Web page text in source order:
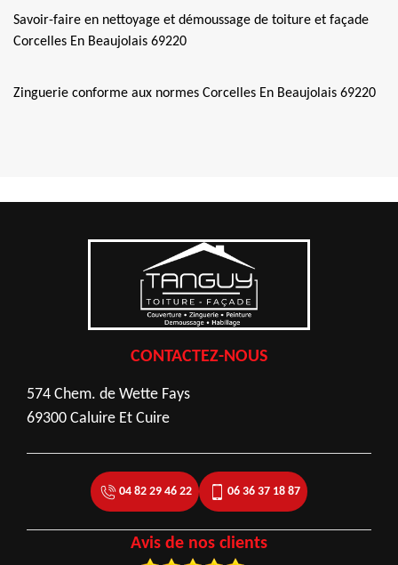
Savoir-faire en nettoyage et démoussage de toiture et façade
Corcelles En Beaujolais 69220
Zinguerie conforme aux normes Corcelles En Beaujolais 69220
CONTACTEZ-NOUS
574 Chem. de Wette Fays
69300 Caluire Et Cuire
04 82 29 46 22 06 36 37 18 87
Avis de nos clients